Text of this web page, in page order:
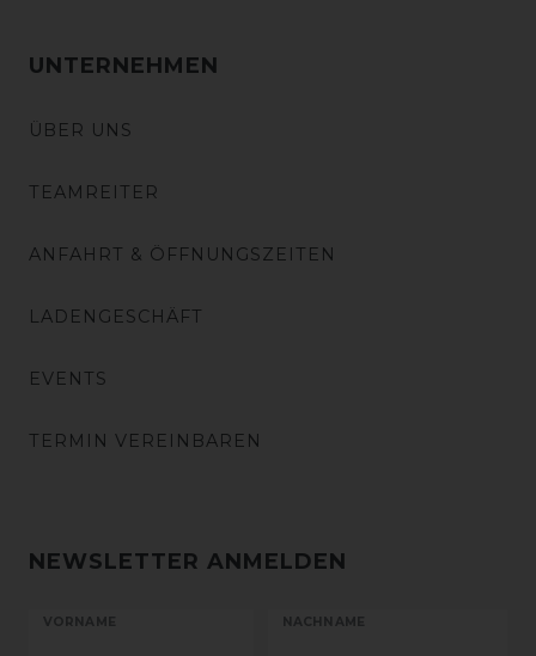
UNTERNEHMEN
ÜBER UNS
TEAMREITER
ANFAHRT & ÖFFNUNGSZEITEN
LADENGESCHÄFT
EVENTS
TERMIN VEREINBAREN
NEWSLETTER ANMELDEN
VORNAME NACHNAME